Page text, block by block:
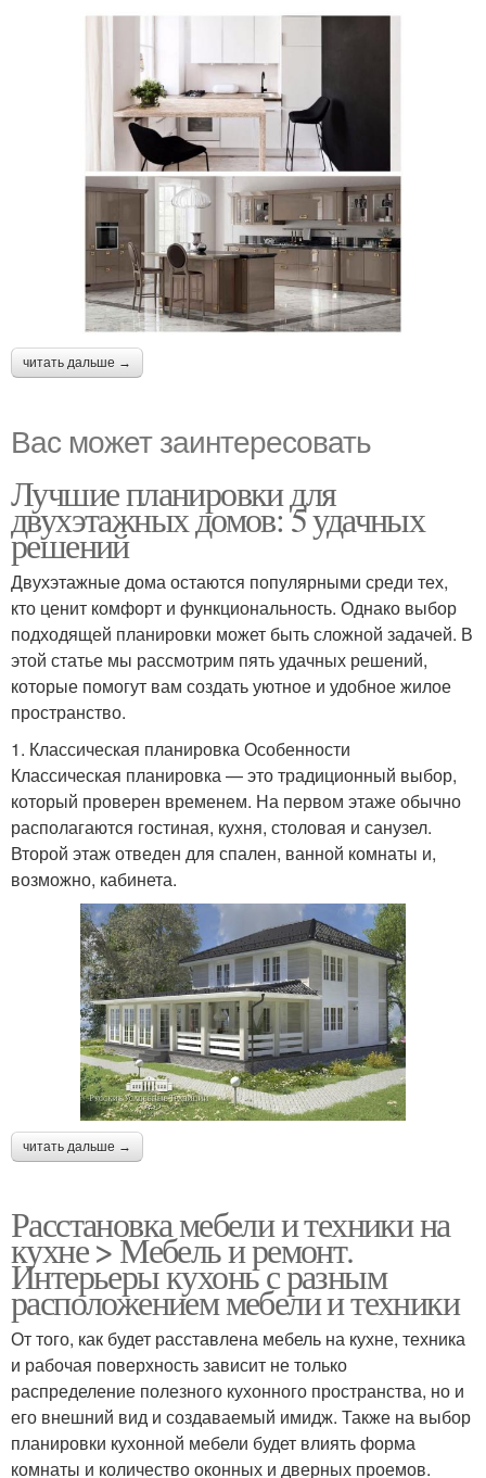
читать дальше →
Вас может заинтересовать
Лучшие планировки для
двухэтажных домов: 5 удачных
решений
Двухэтажные дома остаются популярными среди тех,
кто ценит комфорт и функциональность. Однако выбор
подходящей планировки может быть сложной задачей. В
этой статье мы рассмотрим пять удачных решений,
которые помогут вам создать уютное и удобное жилое
пространство.
1. Классическая планировка Особенности
Классическая планировка — это традиционный выбор,
который проверен временем. На первом этаже обычно
располагаются гостиная, кухня, столовая и санузел.
Второй этаж отведен для спален, ванной комнаты и,
возможно, кабинета.
читать дальше →
Расстановка мебели и техники на
кухне > Мебель и ремонт.
Интерьеры кухонь с разным
расположением мебели и техники
От того, как будет расставлена мебель на кухне, техника
и рабочая поверхность зависит не только
распределение полезного кухонного пространства, но и
его внешний вид и создаваемый имидж. Также на выбор
планировки кухонной мебели будет влиять форма
комнаты и количество оконных и дверных проемов.